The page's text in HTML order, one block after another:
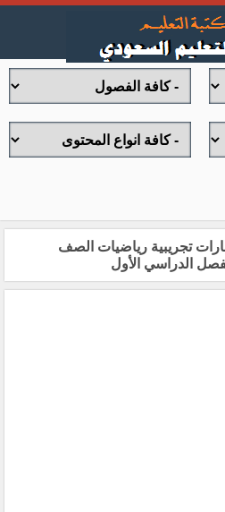
تجريبية رياضيات الصف
الدراسي الأول